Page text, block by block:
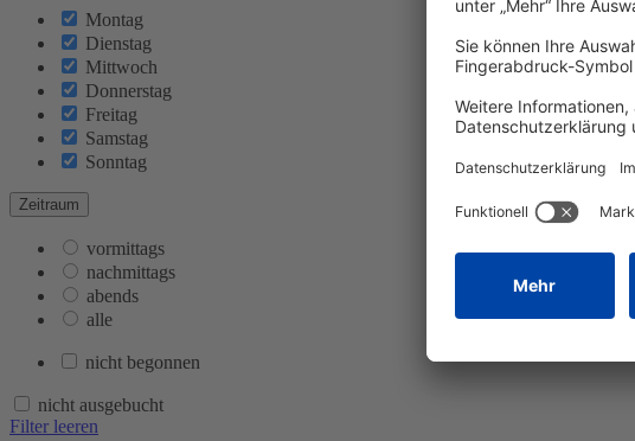
Montag
Dienstag
Mittwoch
Donnerstag
Freitag
Samstag
Sonntag
Zeitraum
vormittags
nachmittags
abends
alle
nicht begonnen
nicht ausgebucht
Filter leeren